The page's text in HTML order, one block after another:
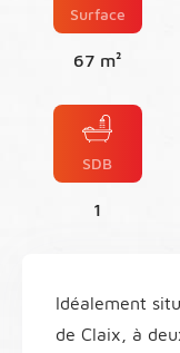
Surface
67 m²
SDB
1
Idéalement
de Claix, à